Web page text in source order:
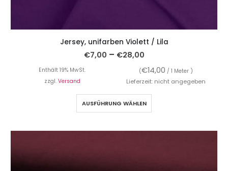
Jersey, unifarben Violett / Lila
€7,00 – €28,00
Enthält 19% MwSt. (€14,00 / 1 Meter )
zzgl. Versand Lieferzeit: nicht angegeben
AUSFÜHRUNG WÄHLEN